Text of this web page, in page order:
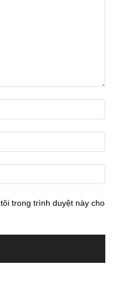
trong trình duyệt này cho